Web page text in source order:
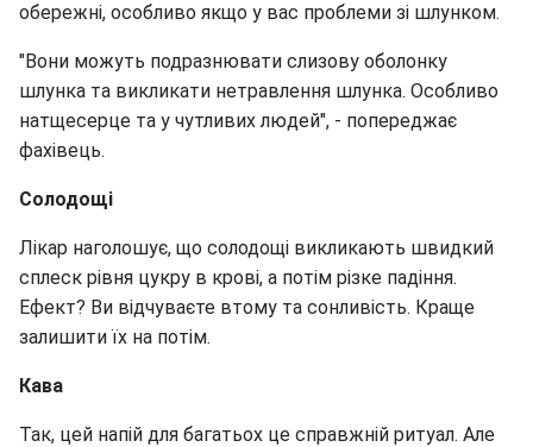
обережні, особливо якщо у вас проблеми зі шлунком.
"Вони можуть подразнювати слизову оболонку
шлунка та викликати нетравлення шлунка. Особливо
натщесерце та у чутливих людей", - попереджає
фахівець.
Солодощі
Лікар наголошує, що солодощі викликають швидкий
сплеск рівня цукру в крові, а потім різке падіння.
Ефект? Ви відчуваєте втому та сонливість. Краще
залишити їх на потім.
Кава
Так, цей напій для багатьох це справжній ритуал. Але